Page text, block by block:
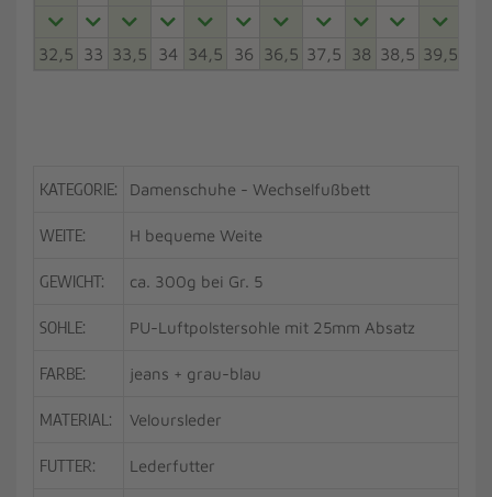
32,5 33 33,5 34 34,5 36 36,5 37,5 38 38,5 39,5
KATEGORIE: Damenschuhe - Wechselfußbett
WEITE: H bequeme Weite
GEWICHT: ca. 300g bei Gr. 5
SOHLE: PU-Luftpolstersohle mit 25mm Absatz
FARBE: jeans + grau-blau
MATERIAL: Veloursleder
FUTTER: Lederfutter